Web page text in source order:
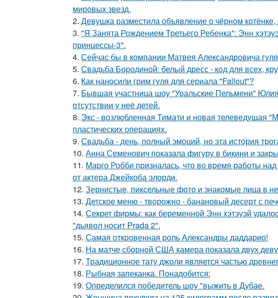
мировых звезд.
2. Девушка разместила объявление о чёрном
3. "Я Занята Рождением Третьего Ребенка": Энн
принцессы-3".
4. Сейчас бы в компании Матвея Александровича
5. Свадьба Бородиной: белый дресс - код для всех,
6. Как наносили грим гуля для сериала "Fallout"?
7. Бывшая участница шоу "Уральские Пельмени"
отсутствии у неё детей.
8. Экс - возлюбленная Тимати и новая телеведущая
пластических операциях.
9. Свадьба - день, полный эмоций, но эта история
10. Анна Семенович показала фигуру в бикини и
11. Марго Робби призналась, что во время работы
от актера Джейкоба элорди.
12. Зернистые, пиксельные фото и знакомые лица в
13. Детское меню - творожно - банановый десерт с
14. Секрет фирмы: как беременной Энн хэтэуэй
"дьявол носит Prada 2".
15. Самая откровенная роль Александры даддарио!
16. На матче сборной США камера показала двух
17. Традиционное тату джоли является частью
18. Рыбная запеканка. Понадобится:
19. Определился победитель шоу "выжить в Дубае.